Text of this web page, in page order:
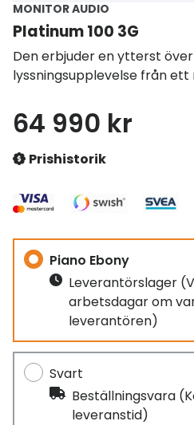
MONITOR AUDIO
Platinum 100 3G
Den erbjuder en ytterst
lyssningsupplevelse från
64 990 kr
Prishistorik
Piano Ebony
Leverantörslager
arbetsdagar om
leverantören)
Svart
Beställningsvara
leveranstid)